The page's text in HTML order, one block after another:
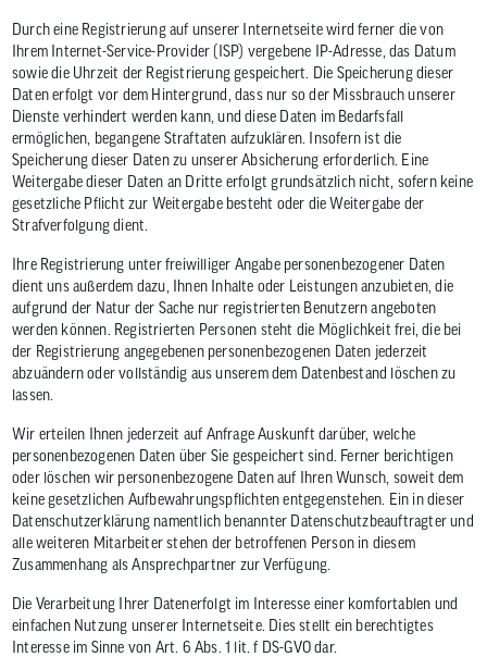
Durch eine Registrierung auf unserer Internetseite wird ferner die von
Ihrem Internet-Service-Provider (ISP) vergebene IP-Adresse, das Datum
sowie die Uhrzeit der Registrierung gespeichert. Die Speicherung dieser
Daten erfolgt vor dem Hintergrund, dass nur so der Missbrauch unserer
Dienste verhindert werden kann, und diese Daten im Bedarfsfall
ermöglichen, begangene Straftaten aufzuklären. Insofern ist die
Speicherung dieser Daten zu unserer Absicherung erforderlich. Eine
Weitergabe dieser Daten an Dritte erfolgt grundsätzlich nicht, sofern keine
gesetzliche Pflicht zur Weitergabe besteht oder die Weitergabe der
Strafverfolgung dient.
Ihre Registrierung unter freiwilliger Angabe personenbezogener Daten
dient uns außerdem dazu, Ihnen Inhalte oder Leistungen anzubieten, die
aufgrund der Natur der Sache nur registrierten Benutzern angeboten
werden können. Registrierten Personen steht die Möglichkeit frei, die bei
der Registrierung angegebenen personenbezogenen Daten jederzeit
abzuändern oder vollständig aus unserem dem Datenbestand löschen zu
lassen.
Wir erteilen Ihnen jederzeit auf Anfrage Auskunft darüber, welche
personenbezogenen Daten über Sie gespeichert sind. Ferner berichtigen
oder löschen wir personenbezogene Daten auf Ihren Wunsch, soweit dem
keine gesetzlichen Aufbewahrungspflichten entgegenstehen. Ein in dieser
Datenschutzerklärung namentlich benannter Datenschutzbeauftragter und
alle weiteren Mitarbeiter stehen der betroffenen Person in diesem
Zusammenhang als Ansprechpartner zur Verfügung.
Die Verarbeitung Ihrer Datenerfolgt im Interesse einer komfortablen und
einfachen Nutzung unserer Internetseite. Dies stellt ein berechtigtes
Interesse im Sinne von Art. 6 Abs. 1 lit. f DS-GVO dar.